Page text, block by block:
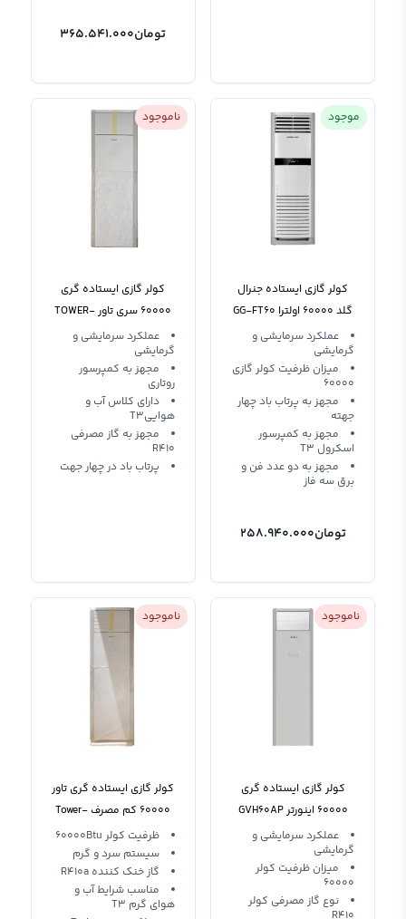
تومان365.541.000
موجود
کولر گازی ایستاده جنرال
گلد 60000 اولترا GG-FT60
ULTRA
عملکرد سرمایشی و
گرمایشی
میزان ظرفیت کولر گازی
60000
مجهز به پرتاب باد چهار
جهته
مجهز به کمپرسور
اسکرول T3
مجهز به دو عدد فن و
برق سه فاز
تومان258.940.000
ناموجود
کولر گازی ایستاده گری
60000 سری تاور TOWER-
S60H3 T3
عملکرد سرمایشی و
گرمایشی
مجهز به کمپرسور
روتاری
دارای کلاس آب و
هواییT3
مجهز به گاز مصرفی
R410
پرتاب باد در چهار جهت
ناموجود
کولر گازی ایستاده گری
60000 اینورتر GVH60AP
K3DTC7A
عملکرد سرمایشی و
گرمایشی
میزان ظرفیت کولر
60000
نوع گاز مصرفی کولر
ناموجود
کولر گازی ایستاده گری تاور
60000 کم مصرف Tower-
J60H3(N) T3 R410
ظرفیت کولر 60000Btu
سیستم سرد و گرم
گاز خنک کننده R410a
مناسب شرایط آب و
هوای گرم T3